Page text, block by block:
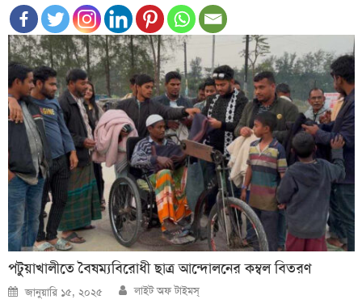
পটুয়াখালীতে বৈষম্যবিরোধী ছাত্র আন্দোলনের কম্বল বিতরণ
Posted
on
জানুয়ারি ১৫, ২০২৫ Author
লাইট অফ টাইমস্